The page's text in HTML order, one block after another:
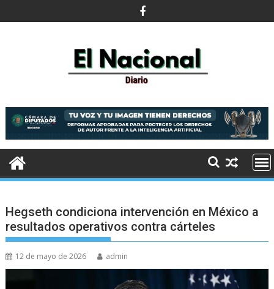
al
Hegseth condiciona intervención en México a
resultados operativos contra cárteles
12 de mayo de 2026 admin